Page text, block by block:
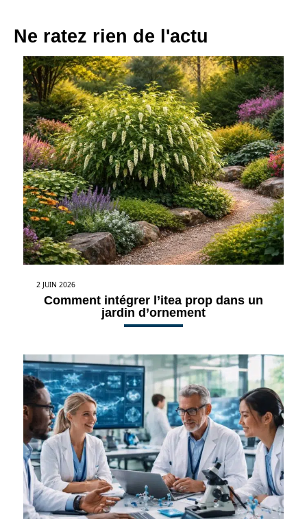
Ne ratez rien de l'actu
2 JUIN 2026
Comment intégrer l’itea prop dans un
jardin d’ornement